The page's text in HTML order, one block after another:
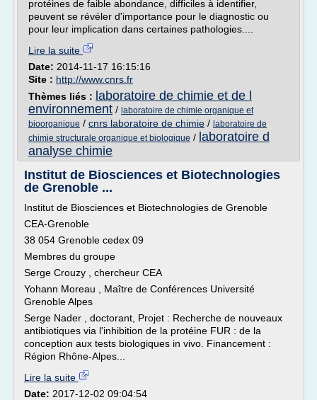
protéines de faible abondance, difficiles à identifier,
peuvent se révéler d'importance pour le diagnostic ou
pour leur implication dans certaines pathologies....
Lire la suite
Date: 2014-11-17 16:15:16
Site : http://www.cnrs.fr
Thèmes liés : laboratoire de chimie et de l
environnement / laboratoire de chimie organique et
bioorganique / cnrs laboratoire de chimie / laboratoire de
chimie structurale organique et biologique / laboratoire d
analyse chimie
Institut de Biosciences et Biotechnologies
de Grenoble ...
Institut de Biosciences et Biotechnologies de Grenoble
CEA-Grenoble
38 054 Grenoble cedex 09
Membres du groupe
Serge Crouzy , chercheur CEA
Yohann Moreau , Maître de Conférences Université
Grenoble Alpes
Serge Nader , doctorant, Projet : Recherche de nouveaux
antibiotiques via l'inhibition de la protéine FUR : de la
conception aux tests biologiques in vivo. Financement :
Région Rhône-Alpes...
Lire la suite
Date: 2017-12-02 09:04:54